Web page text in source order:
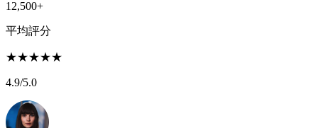
12,500+
平均評分
★★★★★
4.9/5.0